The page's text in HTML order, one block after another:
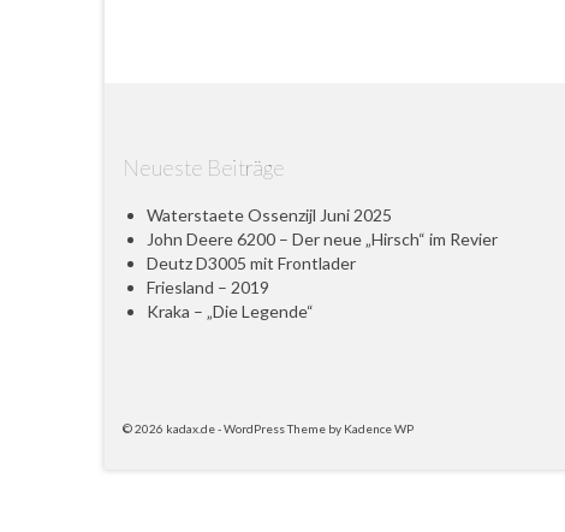
Neueste Beiträge
Waterstaete Ossenzijl Juni 2025
John Deere 6200 – Der neue „Hirsch“ im Revier
Deutz D3005 mit Frontlader
Friesland – 2019
Kraka – „Die Legende“
© 2026 kadax.de - WordPress Theme by Kadence WP